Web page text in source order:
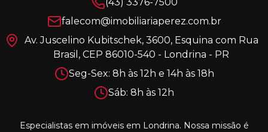
falecom@imobiliariaperez.com.br
Av. Juscelino Kubitschek, 3600, Esquina com Rua
Brasil, CEP 86010-540 - Londrina - PR
Seg-Sex: 8h às 12h e 14h às 18h
Sáb: 8h às 12h
Especialistas em imóveis em Londrina. Nossa missão é